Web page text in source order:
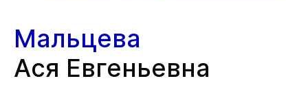
Мальцева
Ася Евгеньевна